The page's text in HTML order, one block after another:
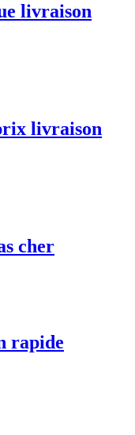
livraison
livraison
cher
rapide